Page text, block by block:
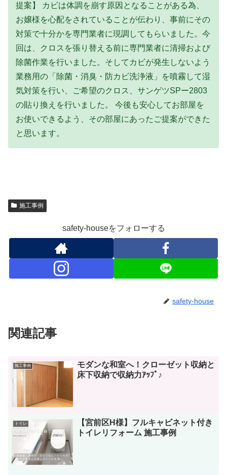
提案】 カビは体調を崩す原因となることがある為、
お嬢様を心配をされていることが伝わり、事前にその
対策で十分かを専門業者に現調してもらいました。今
回は、クロスを張り替える前に専門業者に清掃および
除菌作業を行いました。そしてカビが発生しないよう
業務用の「除菌・消臭・防カビ洗浄液」を噴霧して湿
気対策を行い、ご希望のクロス、サンゲツSPー2803
の貼り換えを行いました。 今後も安心してお部屋を
お使いできるよう、その部屋にあったご提案ができた
と思います。
施工事例
safety-houseをフォローする
safety-house
関連記事
施工事例
モダンな和室へ！クローゼット収納と
床下収納で収納力ｱｯﾌﾟ♪
トイレ
【宮前区H様】フルキャビネット付き
トイレリフォーム 施工事例